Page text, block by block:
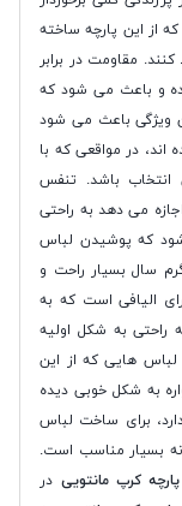
این پارچه ساخته
مقاومت در برابر
و باعث می شود که
ویژگی باعث می شود
در مواقعی که با
انتخاب باشد. تنفس
می دهد به راحتی
که پوشیدن لباس
سال بسیار راحت و
الیافی است که به
راحتی به شکل اولیه
هایی که از این
به شکل خوبی دیده
برای ساخت لباس
بسیار مناسب است.
کرپ مانتویی در